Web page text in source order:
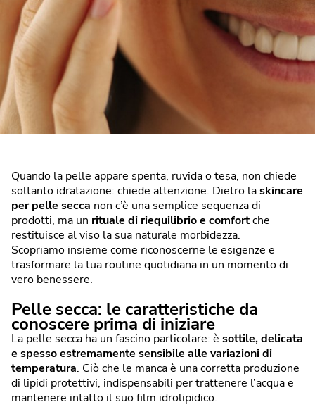
Réponse Soleil
Edizione Limitata
Quando la pelle appare spenta, ruvida o tesa, non chiede
soltanto idratazione: chiede attenzione. Dietro laskincare
per pelle secca non c’è una semplice sequenza di
prodotti, ma un rituale di riequilibrio e comfortche
restituisce al viso la sua naturale morbidezza.
Scopriamo insieme come riconoscerne le esigenze e
trasformare la tua routine quotidiana in un momento di
vero benessere.
Pelle secca: le caratteristiche da
conoscere prima di iniziare
La pelle secca ha un fascino particolare: è sottile, delicata
e spesso estremamente sensibile alle variazioni di
temperatura. Ciò che le manca è una corretta produzione
di lipidi protettivi, indispensabili per trattenere l’acqua e
mantenere intatto il suo film idrolipidico.